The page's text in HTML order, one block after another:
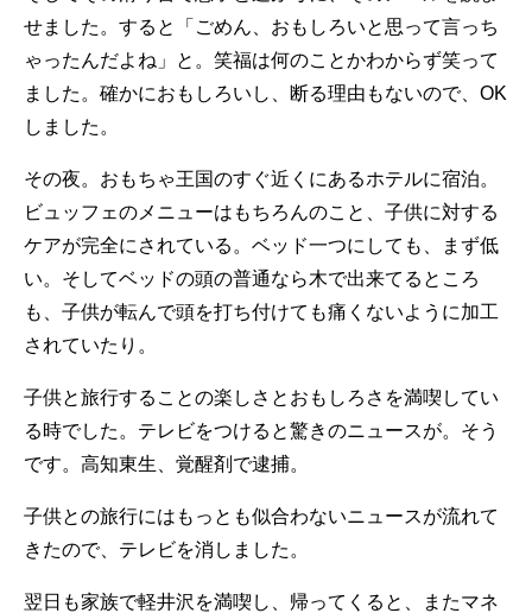
せました。すると「ごめん、おもしろいと思って言っち
ゃったんだよね」と。笑福は何のことかわからず笑って
ました。確かにおもしろいし、断る理由もないので、OK
しました。
その夜。おもちゃ王国のすぐ近くにあるホテルに宿泊。
ビュッフェのメニューはもちろんのこと、子供に対する
ケアが完全にされている。ベッド一つにしても、まず低
い。そしてベッドの頭の普通なら木で出来てるところ
も、子供が転んで頭を打ち付けても痛くないように加工
されていたり。
子供と旅行することの楽しさとおもしろさを満喫してい
る時でした。テレビをつけると驚きのニュースが。そう
です。高知東生、覚醒剤で逮捕。
子供との旅行にはもっとも似合わないニュースが流れて
きたので、テレビを消しました。
翌日も家族で軽井沢を満喫し、帰ってくると、またマネ